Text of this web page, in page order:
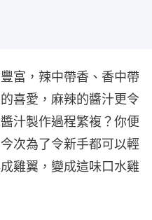
富，辣中帶香、香中帶
喜愛，麻辣的醬汁更令
汁製作過程繁複？你便
次為了令新手都可以輕
雞翼，變成這味口水雞